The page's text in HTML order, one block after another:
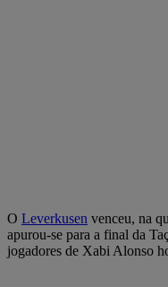
O Leverkusen venceu, na
apurou-se para a final da
jogadores de Xabi Alonso